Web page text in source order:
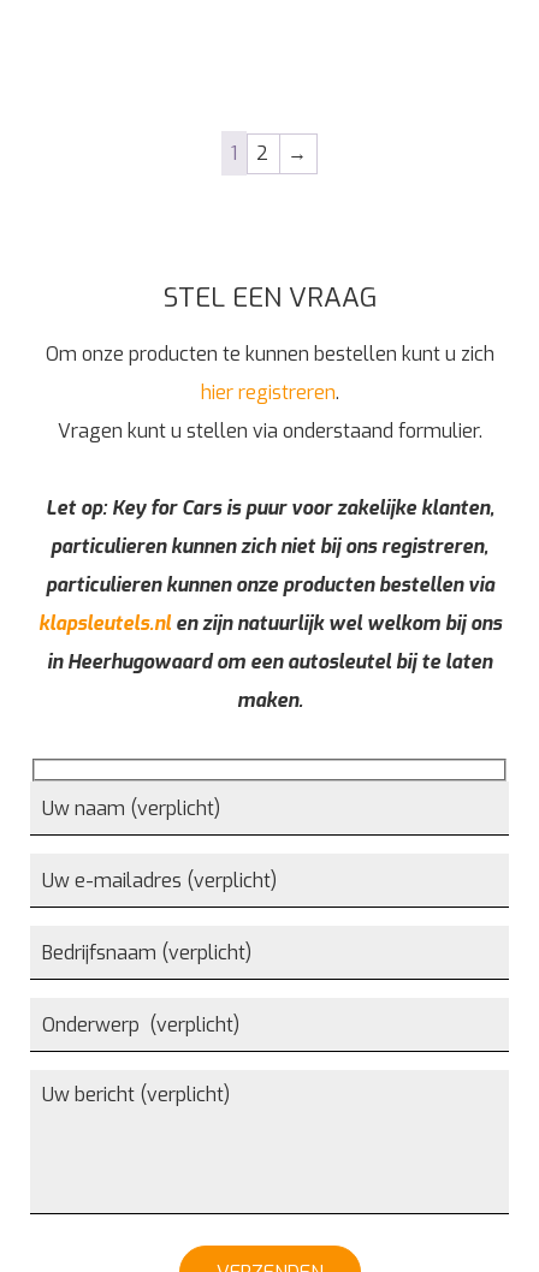
1 2 →
STEL EEN VRAAG
Om onze producten te kunnen bestellen kunt u zich
hier registreren.
Vragen kunt u stellen via onderstaand formulier.
Let op: Key for Cars is puur voor zakelijke klanten,
particulieren kunnen zich niet bij ons registreren,
particulieren kunnen onze producten bestellen via
klapsleutels.nlen zijn natuurlijk wel welkom bij ons
in Heerhugowaard om een autosleutel bij te laten
maken.